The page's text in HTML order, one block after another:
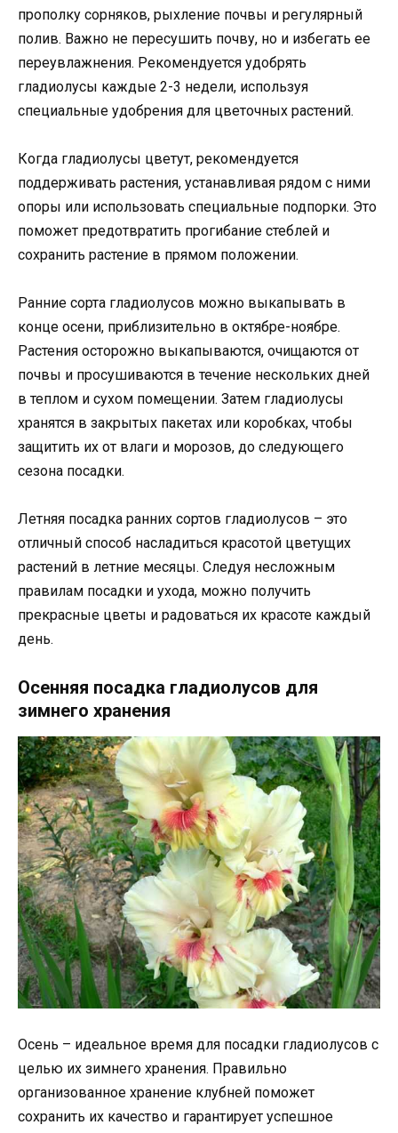
прополку сорняков, рыхление почвы и регулярный
полив. Важно не пересушить почву, но и избегать ее
переувлажнения. Рекомендуется удобрять
гладиолусы каждые 2-3 недели, используя
специальные удобрения для цветочных растений.
Когда гладиолусы цветут, рекомендуется
поддерживать растения, устанавливая рядом с ними
опоры или использовать специальные подпорки. Это
поможет предотвратить прогибание стеблей и
сохранить растение в прямом положении.
Ранние сорта гладиолусов можно выкапывать в
конце осени, приблизительно в октябре-ноябре.
Растения осторожно выкапываются, очищаются от
почвы и просушиваются в течение нескольких дней
в теплом и сухом помещении. Затем гладиолусы
хранятся в закрытых пакетах или коробках, чтобы
защитить их от влаги и морозов, до следующего
сезона посадки.
Летняя посадка ранних сортов гладиолусов – это
отличный способ насладиться красотой цветущих
растений в летние месяцы. Следуя несложным
правилам посадки и ухода, можно получить
прекрасные цветы и радоваться их красоте каждый
день.
Осенняя посадка гладиолусов для
зимнего хранения
Осень – идеальное время для посадки гладиолусов с
целью их зимнего хранения. Правильно
организованное хранение клубней поможет
сохранить их качество и гарантирует успешное